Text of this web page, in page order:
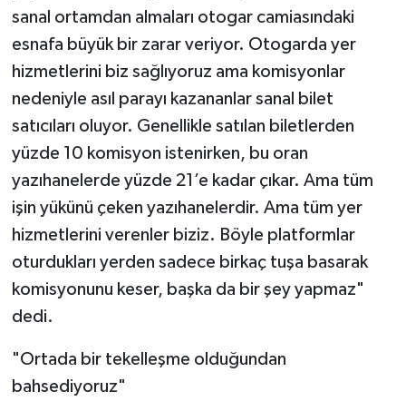
sanal ortamdan almaları otogar camiasındaki
esnafa büyük bir zarar veriyor. Otogarda yer
hizmetlerini biz sağlıyoruz ama komisyonlar
nedeniyle asıl parayı kazananlar sanal bilet
satıcıları oluyor. Genellikle satılan biletlerden
yüzde 10 komisyon istenirken, bu oran
yazıhanelerde yüzde 21’e kadar çıkar. Ama tüm
işin yükünü çeken yazıhanelerdir. Ama tüm yer
hizmetlerini verenler biziz. Böyle platformlar
oturdukları yerden sadece birkaç tuşa basarak
komisyonunu keser, başka da bir şey yapmaz"
dedi.
"Ortada bir tekelleşme olduğundan
bahsediyoruz"